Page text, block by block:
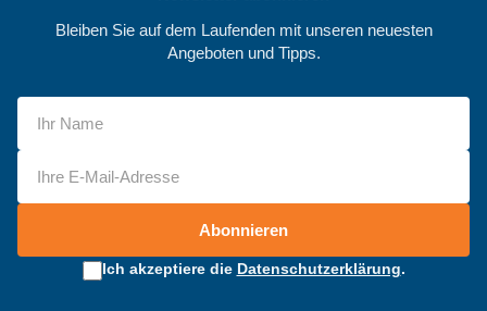
Bleiben Sie auf dem Laufenden mit unseren neuesten
Angeboten und Tipps.
Abonnieren
Ich akzeptiere die Datenschutzerklärung.